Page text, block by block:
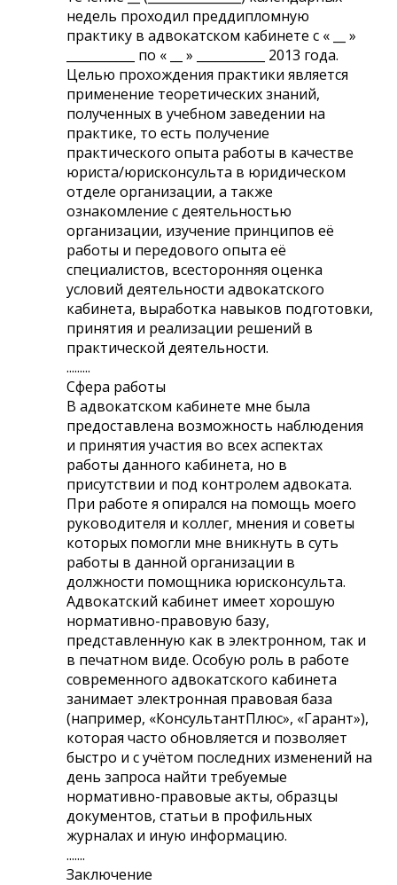
недель проходил преддипломную
практику в адвокатском кабинете с « __ »
___________ по « __ » ___________ 2013 года.
Целью прохождения практики является
применение теоретических знаний,
полученных в учебном заведении на
практике, то есть получение
практического опыта работы в качестве
юриста/юрисконсульта в юридическом
отделе организации, а также
ознакомление с деятельностью
организации, изучение принципов её
работы и передового опыта её
специалистов, всесторонняя оценка
условий деятельности адвокатского
кабинета, выработка навыков подготовки,
принятия и реализации решений в
практической деятельности.
.........
Сфера работы
В адвокатском кабинете мне была
предоставлена возможность наблюдения
и принятия участия во всех аспектах
работы данного кабинета, но в
присутствии и под контролем адвоката.
При работе я опирался на помощь моего
руководителя и коллег, мнения и советы
которых помогли мне вникнуть в суть
работы в данной организации в
должности помощника юрисконсульта.
Адвокатский кабинет имеет хорошую
нормативно-правовую базу,
представленную как в электронном, так и
в печатном виде. Особую роль в работе
современного адвокатского кабинета
занимает электронная правовая база
(например, «КонсультантПлюс», «Гарант»),
которая часто обновляется и позволяет
быстро и с учётом последних изменений на
день запроса найти требуемые
нормативно-правовые акты, образцы
документов, статьи в профильных
журналах и иную информацию.
.......
Заключение